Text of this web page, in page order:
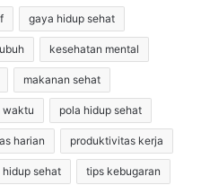
gaya hidup sehat
kesehatan mental
makanan sehat
waktu pola hidup sehat
harian produktivitas kerja
sehat tips kebugaran